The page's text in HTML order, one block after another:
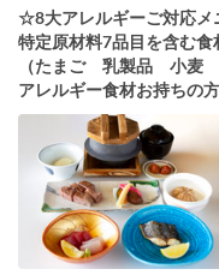
☆8大アレルギーご対応メ
特定原材料7品目を含む食
（たまご 乳製品 小
アレルギー食材お持ちの